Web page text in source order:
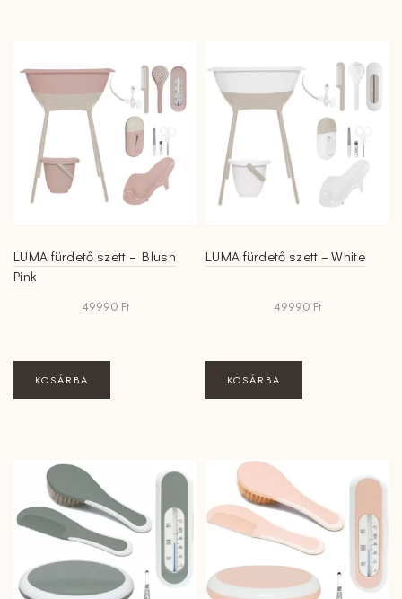
LUMA fürdető szett – Blush
Pink
49990 Ft
KOSÁRBA
LUMA fürdető szett – White
49990 Ft
KOSÁRBA